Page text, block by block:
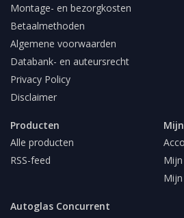
Montage- en bezorgkosten
Betaalmethoden
Algemene voorwaarden
Databank- en auteursrecht
Privacy Policy
Disclaimer
Producten
Alle producten
RSS-feed
Autoglas Concurrent